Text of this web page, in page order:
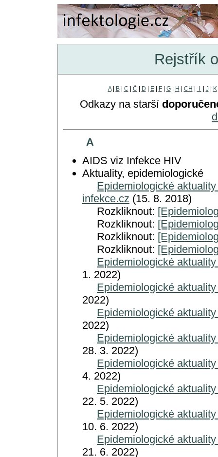
Rejstřík
A| B| C Č D E| F| G| H CH J K
Odkazy na starší
A
AIDS viz Infekce HIV
Aktuality, epidemiologické
Epidemiologické
infekce.cz (15. 8. 2018)
Rozkliknout:
Rozkliknout:
Rozkliknout:
Rozkliknout:
Epidemiologické
1. 2022)
Epidemiologické
2022)
Epidemiologické
2022)
Epidemiologické
28. 3. 2022)
Epidemiologické
4. 2022)
Epidemiologické
22. 5. 2022)
Epidemiologické
10. 6. 2022)
Epidemiologické
21. 6. 2022)